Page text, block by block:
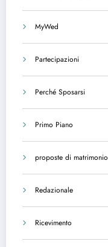
MyWed
Partecipazioni
Perché Sposarsi
Primo Piano
proposte di matrimonio
Redazionale
Ricevimento